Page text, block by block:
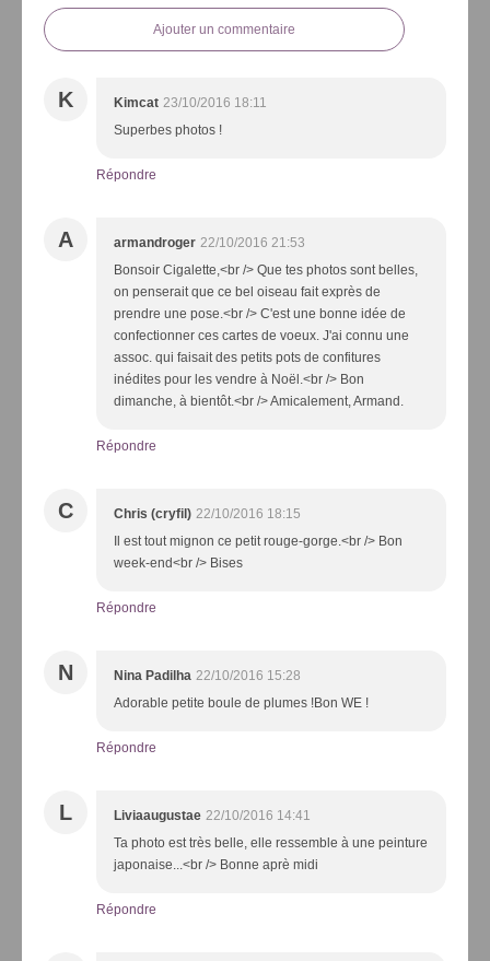
Ajouter un commentaire
K Kimcat 23/10/2016 18:11
Superbes photos !
Répondre
A armandroger 22/10/2016 21:53
Bonsoir Cigalette,<br /> Que tes photos sont belles,
on penserait que ce bel oiseau fait exprès de
prendre une pose.<br /> C'est une bonne idée de
confectionner ces cartes de voeux. J'ai connu une
assoc. qui faisait des petits pots de confitures
inédites pour les vendre à Noël.<br /> Bon
dimanche, à bientôt.<br /> Amicalement, Armand.
Répondre
C Chris (cryfil) 22/10/2016 18:15
Il est tout mignon ce petit rouge-gorge.<br /> Bon
week-end<br /> Bises
Répondre
N Nina Padilha 22/10/2016 15:28
Adorable petite boule de plumes !Bon WE !
Répondre
L Liviaaugustae 22/10/2016 14:41
Ta photo est très belle, elle ressemble à une peinture
japonaise...<br /> Bonne aprè midi
Répondre